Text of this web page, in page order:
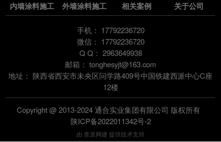
内墙涂料施工
外墙涂料施工 相关案例 关于公司
手机： 17792236720
微信： 17792236720
Q Q： 2963649938
邮箱： tonghesyjt@163.com
地址： 陕西省西安市未央区问学路409号中国铁建西派中心C座
12楼
Copyright @ 2013-2024 通合实业集团有限公司 版权所有
陕ICP备2022011342号-2
由 查派网建 提供技术支持